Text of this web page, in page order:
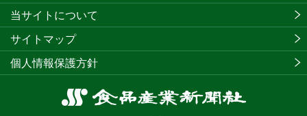
食
当サイトについて
サイトマップ
個人情報保護方針